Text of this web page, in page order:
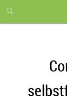
month
free